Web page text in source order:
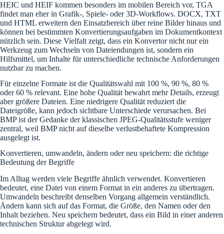
HEIC und HEIF kommen besonders im mobilen Bereich vor, TGA
findet man eher in Grafik-, Spiele- oder 3D-Workflows. DOCX, TXT
und HTML erweitern den Einsatzbereich über reine Bilder hinaus und
können bei bestimmten Konvertierungsaufgaben im Dokumentkontext
nützlich sein. Diese Vielfalt zeigt, dass ein Konvertor nicht nur ein
Werkzeug zum Wechseln von Dateiendungen ist, sondern ein
Hilfsmittel, um Inhalte für unterschiedliche technische Anforderungen
nutzbar zu machen.
Für einzelne Formate ist die Qualitätswahl mit 100 %, 90 %, 80 %
oder 60 % relevant. Eine hohe Qualität bewahrt mehr Details, erzeugt
aber größere Dateien. Eine niedrigere Qualität reduziert die
Dateigröße, kann jedoch sichtbare Unterschiede verursachen. Bei
BMP ist der Gedanke der klassischen JPEG-Qualitätsstufe weniger
zentral, weil BMP nicht auf dieselbe verlustbehaftete Kompression
ausgelegt ist.
Konvertieren, umwandeln, ändern oder neu speichern: die richtige
Bedeutung der Begriffe
Im Alltag werden viele Begriffe ähnlich verwendet. Konvertieren
bedeutet, eine Datei von einem Format in ein anderes zu übertragen.
Umwandeln beschreibt denselben Vorgang allgemein verständlich.
Ändern kann sich auf das Format, die Größe, den Namen oder den
Inhalt beziehen. Neu speichern bedeutet, dass ein Bild in einer anderen
technischen Struktur abgelegt wird.